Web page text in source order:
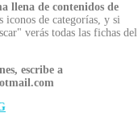
llena de contenidos de
iconos de categorías, y si
verás todas las fichas del
escribe a